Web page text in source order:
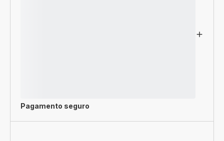
Pagamento seguro